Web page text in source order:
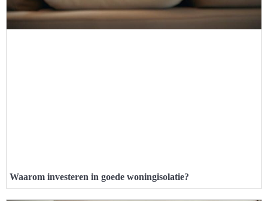
Waarom investeren in goede woningisolatie?